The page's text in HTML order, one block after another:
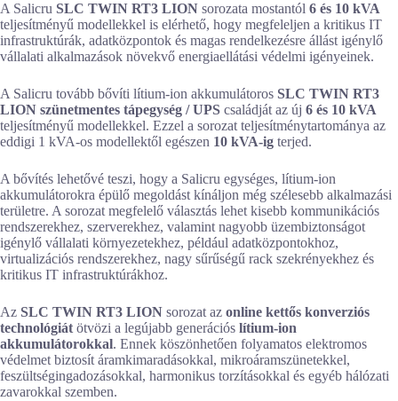
A Salicru SLC TWIN RT3 LION sorozata mostantól 6 és 10 kVA
teljesítményű modellekkel is elérhető, hogy megfeleljen a kritikus IT
infrastruktúrák, adatközpontok és magas rendelkezésre állást igénylő
vállalati alkalmazások növekvő energiaellátási védelmi igényeinek.
A Salicru tovább bővíti lítium-ion akkumulátoros SLC TWIN RT3
LION szünetmentes tápegység / UPS családját az új 6 és 10 kVA
teljesítményű modellekkel. Ezzel a sorozat teljesítménytartománya az
eddigi 1 kVA-os modellektől egészen 10 kVA-ig terjed.
A bővítés lehetővé teszi, hogy a Salicru egységes, lítium-ion
akkumulátorokra épülő megoldást kínáljon még szélesebb alkalmazási
területre. A sorozat megfelelő választás lehet kisebb kommunikációs
rendszerekhez, szerverekhez, valamint nagyobb üzembiztonságot
igénylő vállalati környezetekhez, például adatközpontokhoz,
virtualizációs rendszerekhez, nagy sűrűségű rack szekrényekhez és
kritikus IT infrastruktúrákhoz.
Az SLC TWIN RT3 LION sorozat az online kettős konverziós
technológiát ötvözi a legújabb generációs lítium-ion
akkumulátorokkal. Ennek köszönhetően folyamatos elektromos
védelmet biztosít áramkimaradásokkal, mikroáramszünetekkel,
feszültségingadozásokkal, harmonikus torzításokkal és egyéb hálózati
zavarokkal szemben.